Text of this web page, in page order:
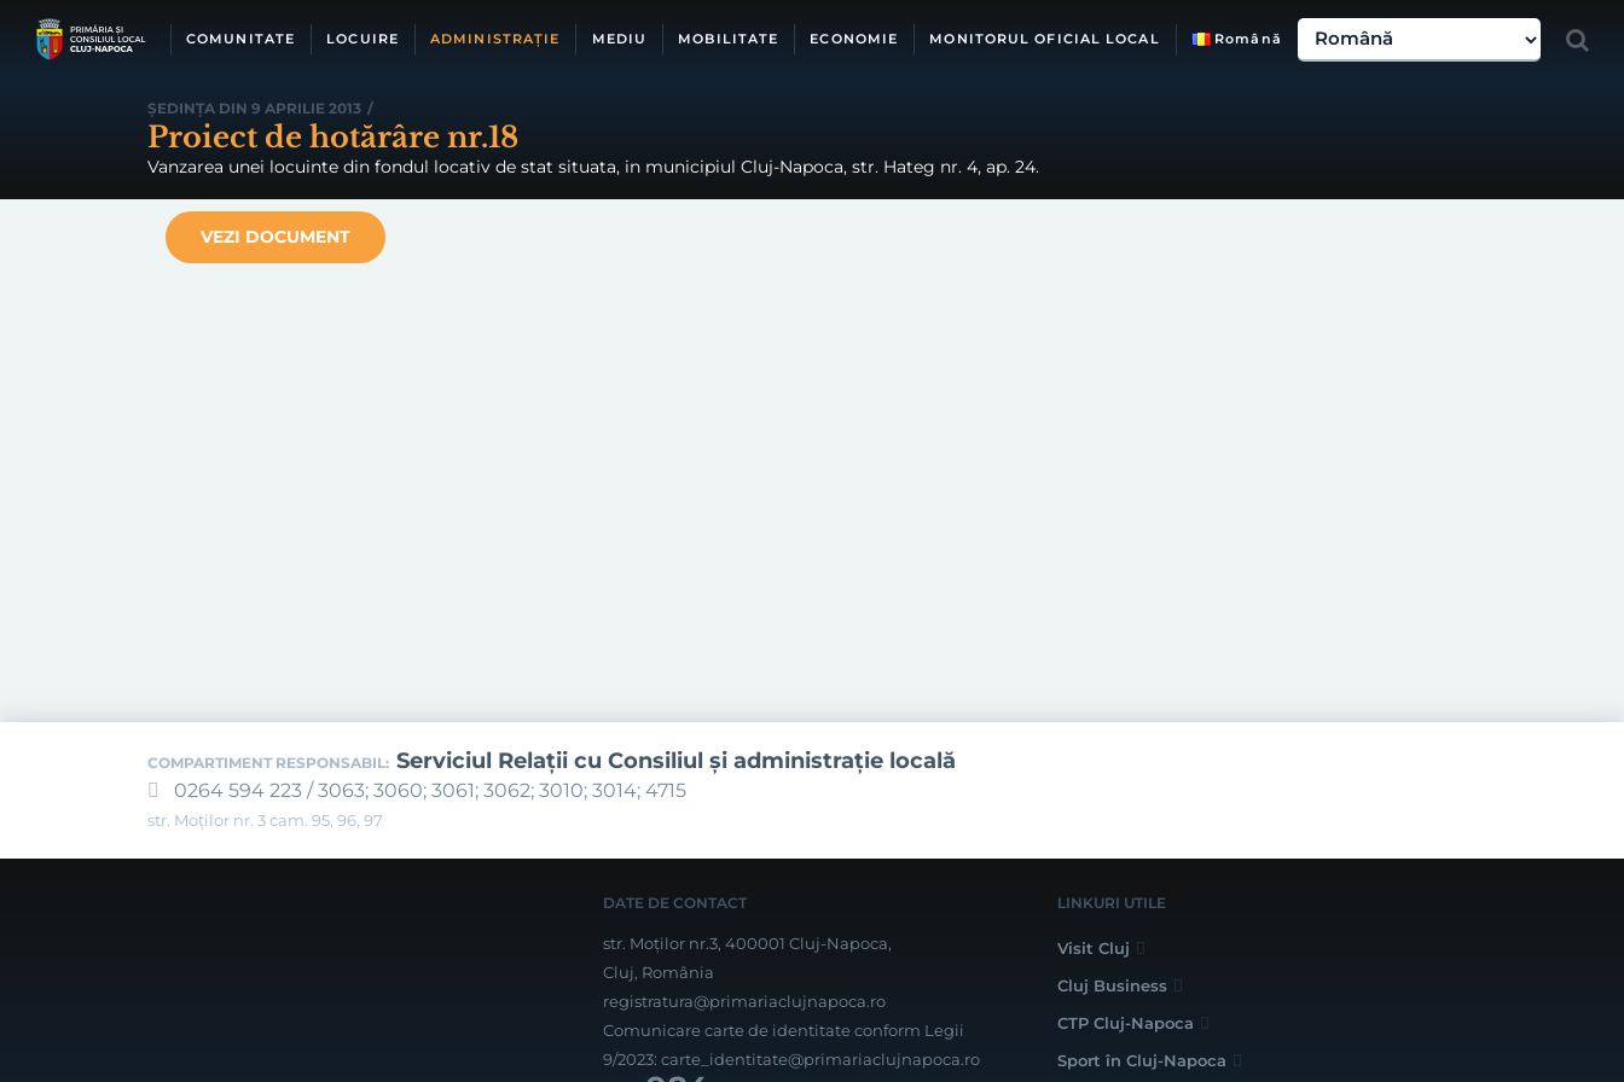
COMUNITATE LOCUIRE ADMINISTRAȚIE MEDIU MOBILITATE ECONOMIE MONITORUL OFICIAL LOCAL Română
ȘEDINȚA DIN 9 APRILIE 2013 /
Proiect de hotărâre nr.18
Vanzarea unei locuinte din fondul locativ de stat situata, in municipiul Cluj-Napoca, str. Hateg nr. 4, ap. 24.
VEZI DOCUMENT
COMPARTIMENT RESPONSABIL: Serviciul Relaţii cu Consiliul şi administraţie locală
0264 594 223 / 3063; 3060; 3061; 3062; 3010; 3014; 4715
str. Moților nr. 3 cam. 95, 96, 97
DATE DE CONTACT
str. Moților nr.3, 400001 Cluj-Napoca,
Cluj, România
registratura@primariaclujnapoca.ro
Comunicare carte de identitate conform Legii
9/2023: carte_identitate@primariaclujnapoca.ro
LINKURI UTILE
Visit Cluj
Cluj Business
CTP Cluj-Napoca
Sport în Cluj-Napoca